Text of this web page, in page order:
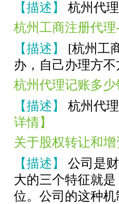
【描述】
杭州代
杭州工商注册代
【描述】
[杭州工
办，自己办理方
杭州代理记账多
【描述】
杭州代
详情】
关于股权转让和
【描述】
公司是
大的三个特征就
位。公司的这种